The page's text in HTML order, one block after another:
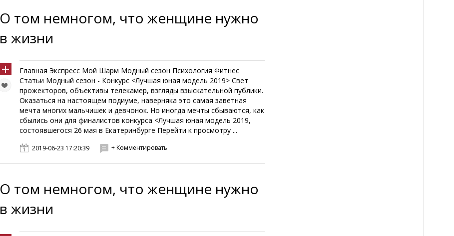
О том немногом, что женщине нужно
в жизни
Главная Экспресс Мой Шарм Модный сезон Психология Фитнес
Статьи Модный сезон - Конкурс <Лучшая юная модель 2019> Свет
прожекторов, объективы телекамер, взгляды взыскательной публики.
Оказаться на настоящем подиуме, наверняка это самая заветная
мечта многих мальчишек и девчонок. Но иногда мечты сбываются, как
сбылись они для финалистов конкурса <Лучшая юная модель 2019,
состоявшегося 26 мая в Екатеринбурге Перейти к просмотру ...
2019-06-23 17:20:39 + Комментировать
О том немногом, что женщине нужно
в жизни